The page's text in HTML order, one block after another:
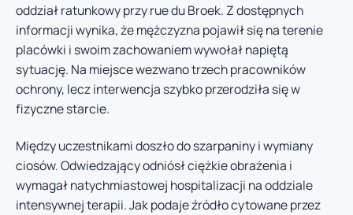
oddział ratunkowy przy rue du Broek. Z dostępnych
informacji wynika, że mężczyzna pojawił się na terenie
placówki i swoim zachowaniem wywołał napiętą
sytuację. Na miejsce wezwano trzech pracowników
ochrony, lecz interwencja szybko przerodziła się w
fizyczne starcie.
Między uczestnikami doszło do szarpaniny i wymiany
ciosów. Odwiedzający odniósł ciężkie obrażenia i
wymagał natychmiastowej hospitalizacji na oddziale
intensywnej terapii. Jak podaje źródło cytowane przez